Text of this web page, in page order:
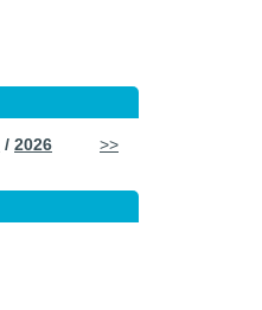
/ 2026 >>